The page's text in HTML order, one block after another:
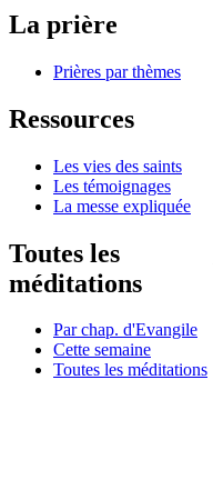
La prière
Prières par thèmes
Ressources
Les vies des saints
Les témoignages
La messe expliquée
Toutes les
méditations
Par chap. d'Evangile
Cette semaine
Toutes les méditations